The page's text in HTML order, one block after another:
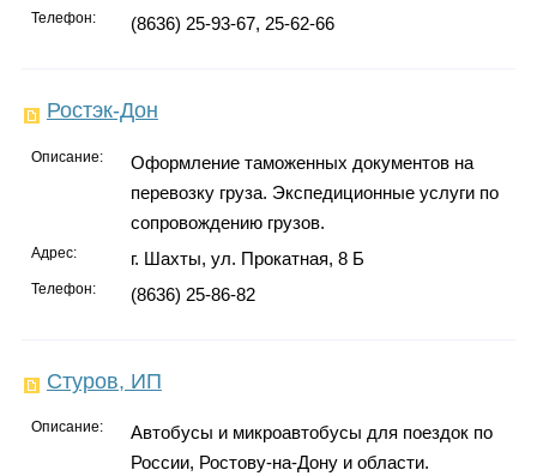
Телефон: (8636) 25-93-67, 25-62-66
Ростэк-Дон
Описание:
Оформление таможенных документов на
перевозку груза. Экспедиционные услуги по
сопровождению грузов.
Адрес: г. Шахты, ул. Прокатная, 8 Б
Телефон: (8636) 25-86-82
Стуров, ИП
Описание:
Автобусы и микроавтобусы для поездок по
России, Ростову-на-Дону и области.